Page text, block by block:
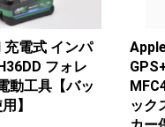
充電式 インパ
フォレ
動工具【バッ
】
ック